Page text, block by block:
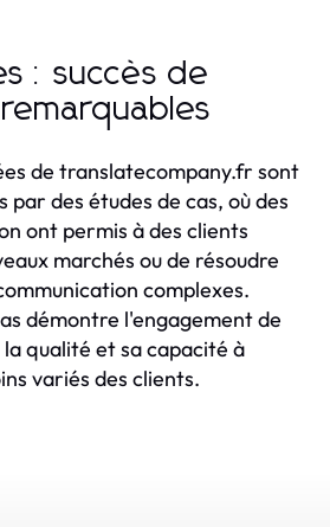
: succès de
de translatecompany.fr sont
par des études de cas, où des
ont permis à des clients
marchés ou de résoudre
complexes.
démontre l'engagement de
qualité et sa capacité à
variés des clients.